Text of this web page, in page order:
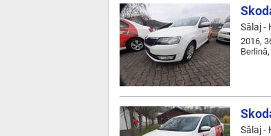
Sălaj -
2016,
Sălaj -